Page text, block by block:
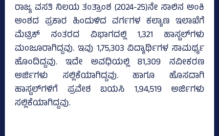
ರಾಜ್ಯ ವಸತಿ ನಿಲಯ ತಂತ್ರಾಂಶ (2024-25)ನೇ ಸಾಲಿನ ಅಂಕಿ
ಅಂಶದ ಪ್ರಕಾರ ಹಿಂದುಳಿದ ವರ್ಗಗಳ ಕಲ್ಯಾಣ ಇಲಾಖೆಗೆ
ಮೆಟ್ರಿಕ್‌ ನಂತರದ ವಿಭಾಗದಲ್ಲಿ 1,321 ಹಾಸ್ಟಲ್‌ಗಳು
ಮಂಜೂರಾಗಿದ್ದವು. ಇವು 1,75,303 ವಿದ್ಯಾರ್ಥಿಗಳ ಸಾಮರ್ಥ್ಯ
ಹೊಂದಿದ್ದವು. ಇದೇ ಅವಧಿಯಲ್ಲಿ 81,309 ನವೀಕರಣ
ಅರ್ಜಿಗಳು ಸಲ್ಲಿಕೆಯಾಗಿದ್ದವು. ಹಾಗೂ ಹೊಸದಾಗಿ
ಹಾಸ್ಟಲ್‌ಗಳಿಗೆ ಪ್ರವೇಶ ಬಯಸಿ 1,94,519 ಅರ್ಜಿಗಳು
ಸಲ್ಲಿಕೆಯಾಗಿದ್ದವು.